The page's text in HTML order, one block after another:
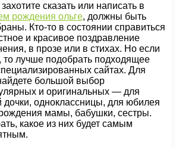
сказать или написать в
рождения ольге, должны быть
Кто-то в состоянии справиться
и красивое поздравление
в прозе или в стихах. Но если
то лучше подобрать подходящее
сайтах. Для
большой выбор
и оригинальных — для
дочки, одноклассницы, для юбилея
мамы, бабушки, сестры.
какое из них будет самым